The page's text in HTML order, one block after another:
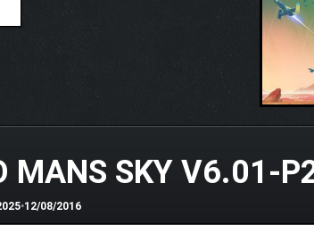
MANS SKY V6.01-
•12/08/2016